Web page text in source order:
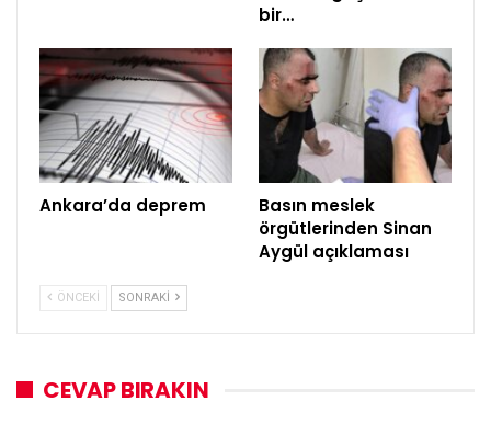
bir…
Ankara’da deprem
Basın meslek
örgütlerinden Sinan
Aygül açıklaması
ÖNCEKI SONRAKI
CEVAP BIRAKIN